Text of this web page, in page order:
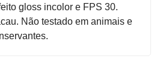
gloss incolor e FPS 30.
Não testado em animais e